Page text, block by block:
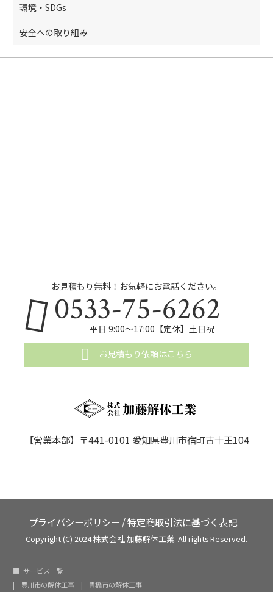
環境・SDGs
安全への取り組み
お見積もり無料！お気軽にお電話ください。
0533-75-6262
平日 9:00〜17:00【定休】土日祝
お見積もり依頼はこちら
【営業本部】〒441-0101 愛知県豊川市宿町古十王104
プライバシーポリシー /特定商取引法に基づく表記
Copyright (C) 2024 株式会社 加藤解体工業. All rights Reserved.
サービス一覧
豊川市の解体工事
豊橋市の解体工事